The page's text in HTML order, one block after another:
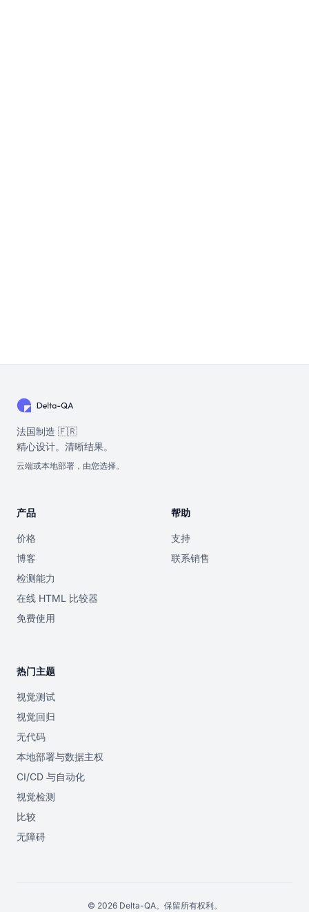
法国制造 🇫🇷
精心设计。清晰结果。
云端或本地部署，由您选择。
产品
价格
博客
检测能力
在线 HTML 比较器
免费使用
帮助
支持
联系销售
热门主题
视觉测试
视觉回归
无代码
本地部署与数据主权
CI/CD 与自动化
视觉检测
比较
无障碍
© 2026 Delta-QA。保留所有权利。